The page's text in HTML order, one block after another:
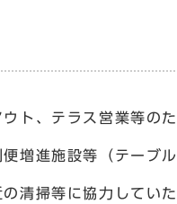
ウト、テラス営業等の
便増進施設等（テーブ
清掃等に協力してい